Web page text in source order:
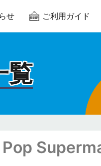
せ ご利用ガイド
覧